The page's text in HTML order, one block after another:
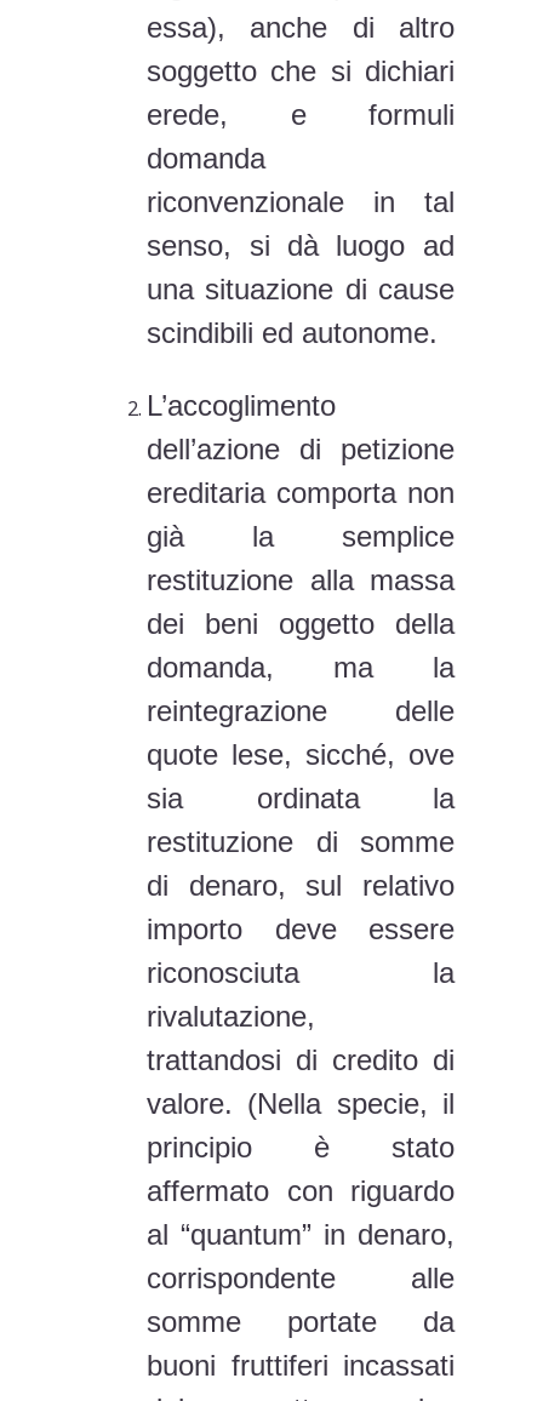
essa), anche di altro
soggetto che si dichiari
erede, e formuli
domanda
riconvenzionale in tal
senso, si dà luogo ad
una situazione di cause
scindibili ed autonome.
L’accoglimento
dell’azione di petizione
ereditaria comporta non
già la semplice
restituzione alla massa
dei beni oggetto della
domanda, ma la
reintegrazione delle
quote lese, sicché, ove
sia ordinata la
restituzione di somme
di denaro, sul relativo
importo deve essere
riconosciuta la
rivalutazione,
trattandosi di credito di
valore. (Nella specie, il
principio è stato
affermato con riguardo
al “quantum” in denaro,
corrispondente alle
somme portate da
buoni fruttiferi incassati